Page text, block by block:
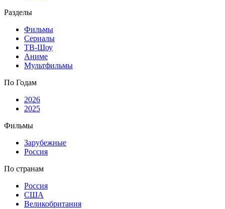
Разделы
Фильмы
Сериалы
ТВ-Шоу
Аниме
Мультфильмы
По Годам
2026
2025
Фильмы
Зарубежные
Россия
По странам
Россия
США
Великобритания